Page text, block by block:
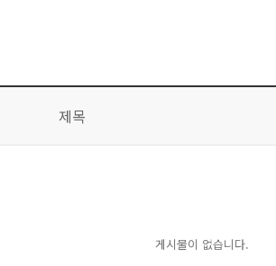
제목
게시물이 없습니다.